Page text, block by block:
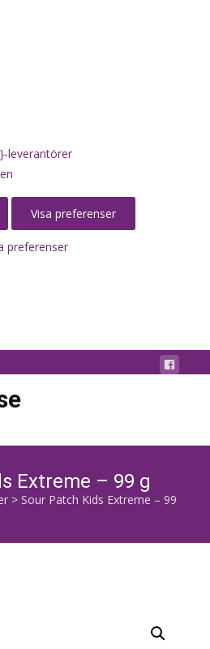
leverantörer
Visa preferenser
preferenser
Extreme – 99 g
> Sour Patch Kids Extreme – 99